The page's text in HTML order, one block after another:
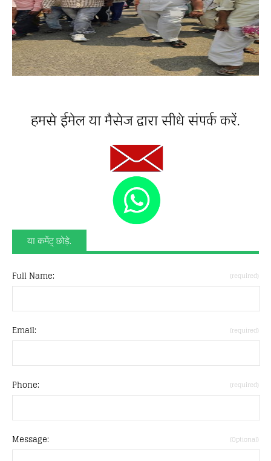
हमसे ईमेल या मैसेज द्वारा सीधे संपर्क करें.
या कमेंट् छोड़े.
Full Name: (required)
Email: (required)
Phone: (required)
Message: (Optional)